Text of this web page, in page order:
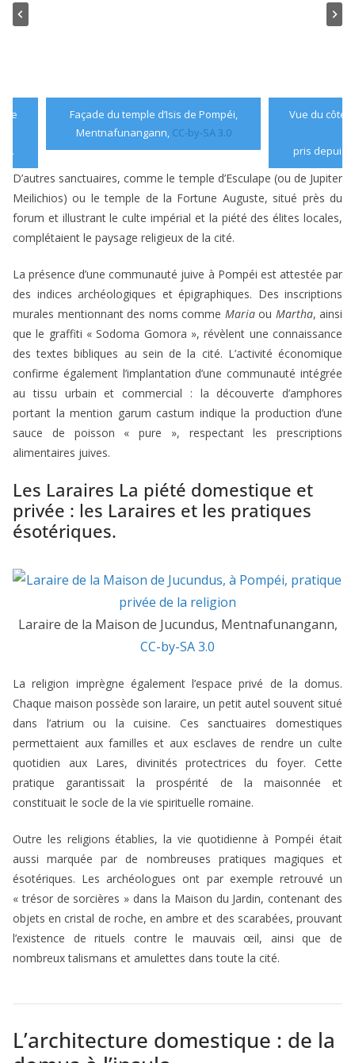
le
Façade du temple d’Isis de Pompéi,
Mentnafunangann, CC-by-SA 3.0
Vue du côté
pris depuis
D’autres sanctuaires, comme le temple d’Esculape (ou de Jupiter
Meilichios) ou le temple de la Fortune Auguste, situé près du
forum et illustrant le culte impérial et la piété des élites locales,
complétaient le paysage religieux de la cité.
La présence d’une communauté juive à Pompéi est attestée par
des indices archéologiques et épigraphiques. Des inscriptions
murales mentionnant des noms comme Mariaou Martha, ainsi
que le graffiti « Sodoma Gomora », révèlent une connaissance
des textes bibliques au sein de la cité. L’activité économique
confirme également l’implantation d’une communauté intégrée
au tissu urbain et commercial : la découverte d’amphores
portant la mention garum castum indique la production d’une
sauce de poisson « pure », respectant les prescriptions
alimentaires juives.
Les Laraires La piété domestique et
privée : les Laraires et les pratiques
ésotériques.
Laraire de la Maison de Jucundus, Mentnafunangann,
CC-by-SA 3.0
La religion imprègne également l’espace privé de la domus.
Chaque maison possède son laraire, un petit autel souvent situé
dans l’atrium ou la cuisine. Ces sanctuaires domestiques
permettaient aux familles et aux esclaves de rendre un culte
quotidien aux Lares, divinités protectrices du foyer. Cette
pratique garantissait la prospérité de la maisonnée et
constituait le socle de la vie spirituelle romaine.
Outre les religions établies, la vie quotidienne à Pompéi était
aussi marquée par de nombreuses pratiques magiques et
ésotériques. Les archéologues ont par exemple retrouvé un
« trésor de sorcières » dans la Maison du Jardin, contenant des
objets en cristal de roche, en ambre et des scarabées, prouvant
l’existence de rituels contre le mauvais œil, ainsi que de
nombreux talismans et amulettes dans toute la cité.
L’architecture domestique : de la